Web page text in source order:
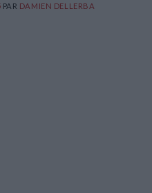
PAR DAMIEN DELLERBA